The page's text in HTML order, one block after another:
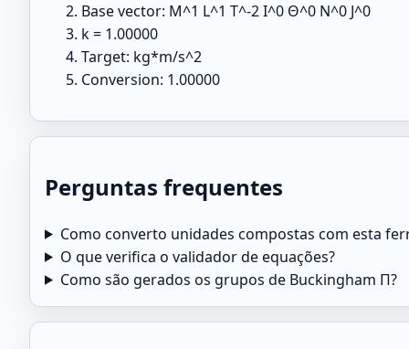
Base vector: M^1 L^1 T^-2 I^0 Θ^0 N^0 J^0
k = 1.00000
Target: kg*m/s^2
Conversion: 1.00000
Perguntas frequentes
Como converto unidades compostas com esta
O que verifica o validador de equações?
Como são gerados os grupos de Buckingham Π?